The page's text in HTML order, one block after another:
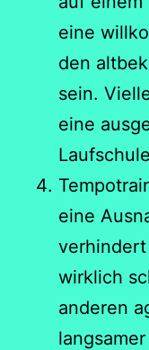
eine
den
sein.
eine
eine
wirklich
anderen